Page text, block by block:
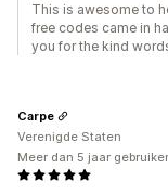
This is awesome to
free codes came in
you for the kind
Carpe
Verenigde Staten
Meer dan 5 jaar